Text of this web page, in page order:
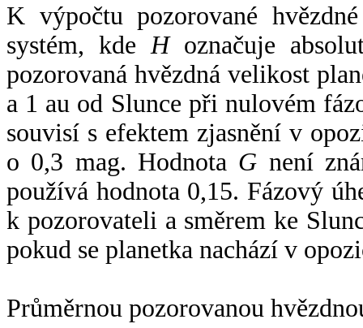
K výpočtu pozorované
systém, kde Hoznačuje
pozorovaná hvězdná velikost
a 1 au od Slunce při nulovém
souvisí s efektem zjasnění v
o 0,3 mag. Hodnota G není
používá hodnota 0,15. Fázový
k pozorovateli a směrem ke
pokud se planetka nachází v
Průměrnou pozorovanou